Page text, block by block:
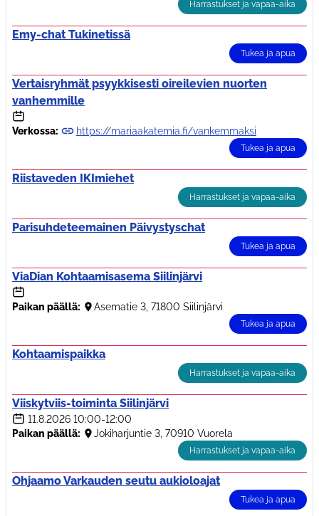
Harrastukset ja vapaa-aika
Emy-chat Tukinetissä
Tukea ja apua
Vertaisryhmät psyykkisesti oireilevien nuorten
vanhemmille
Verkossa: https://mariaakatemia.fi/vankemmaksi
Tukea ja apua
Riistaveden IKImiehet
Harrastukset ja vapaa-aika
Parisuhdeteemainen Päivystyschat
Tukea ja apua
ViaDian Kohtaamisasema Siilinjärvi
Paikan päällä: Asematie 3, 71800 Siilinjärvi
Tukea ja apua
Kohtaamispaikka
Harrastukset ja vapaa-aika
Viiskytviis-toiminta Siilinjärvi
11.8.2026 10:00-12:00
Paikan päällä:
Jokiharjuntie 3, 70910 Vuorela
Harrastukset ja vapaa-aika
Ohjaamo Varkauden seutu aukioloajat
Tukea ja apua